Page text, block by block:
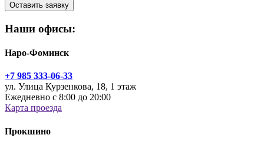
Оставить заявку
Наши офисы:
Наро-Фоминск
+7 985 333-06-33
ул. Улица Курзенкова, 18, 1 этаж
Ежедневно с 8:00 до 20:00
Карта проезда
Прокшино